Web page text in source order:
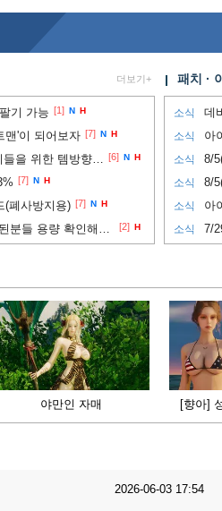
더보기+
기 가능 [1] N H
맨'이 되어보자 [7] N H
PVP까지 노려보고 싶은 뉴비들을 위한 템방향성 추천 [6] N H
[7] N H
(폐사방지용) [7] N H
아이온2 모바일 깔아둔지 오래된분들 용량 확인해보세요 [2] H
패치 ·
소식 데
소식 아
소식 8/
소식 8/
소식 아
소식 7/
야만인 자매 [향아]
2026-06-03 17:54